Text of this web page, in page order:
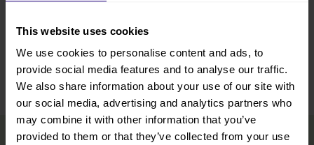
This website uses cookies
We use cookies to personalise content and ads, to
provide social media features and to analyse our traffic.
We also share information about your use of our site with
our social media, advertising and analytics partners who
may combine it with other information that you’ve
provided to them or that they’ve collected from your use
Leaflet ©OpenStreetMapcontributors